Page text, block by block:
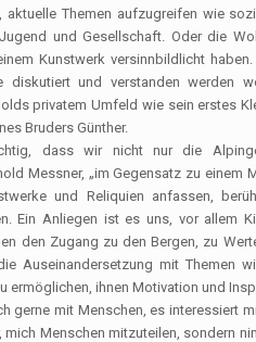
aktuelle Themen aufzugreifen wie
und Gesellschaft. Oder die
Kunstwerk versinnbildlicht haben.
diskutiert und verstanden werden
privatem Umfeld wie sein erstes
Bruders Günther.
dass wir nicht nur die
Messner, „im Gegensatz zu einem
und Reliquien anfassen,
Ein Anliegen ist es uns, vor allem
den Zugang zu den Bergen, zu
Auseinandersetzung mit Themen
ermöglichen, ihnen Motivation und
gerne mit Menschen, es interessiert
mich Menschen mitzuteilen, sondern